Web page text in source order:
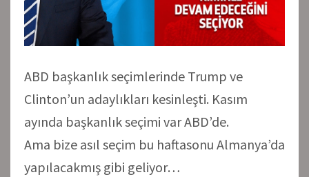
ABD başkanlık seçimlerinde Trump ve
Clinton’un adaylıkları kesinleşti. Kasım
ayında başkanlık seçimi var ABD’de.
Ama bize asıl seçim bu haftasonu Almanya’da
yapılacakmış gibi geliyor…